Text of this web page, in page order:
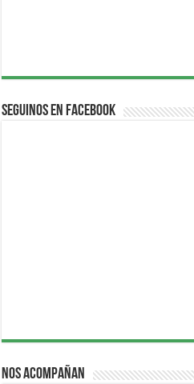
Seguinos en Facebook
Nos acompañan